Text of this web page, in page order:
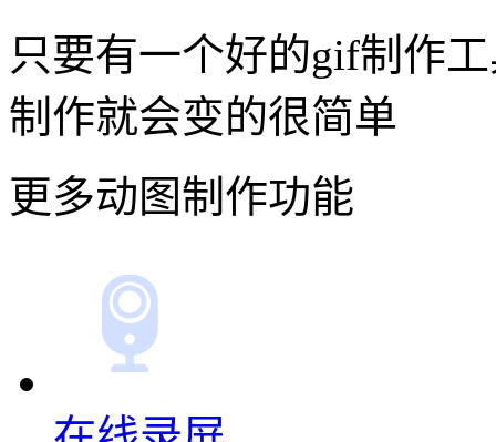
只要有一个好的gif制作
制作就会变的很简单
更多动图制作功能